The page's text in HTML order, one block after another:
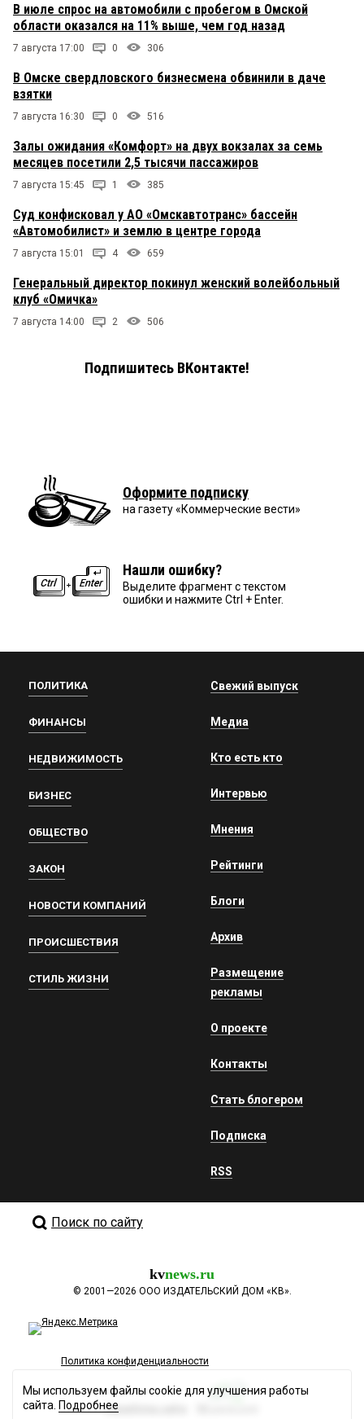
В июле спрос на автомобили с пробегом в Омской
области оказался на 11% выше, чем год назад
7 августа 17:00 0 306
В Омске свердловского бизнесмена обвинили в даче
взятки
7 августа 16:30 0 516
Залы ожидания «Комфорт» на двух вокзалах за семь
месяцев посетили 2,5 тысячи пассажиров
7 августа 15:45 1 385
Суд конфисковал у АО «Омскавтотранс» бассейн
«Автомобилист» и землю в центре города
7 августа 15:01 4 659
Генеральный директор покинул женский волейбольный
клуб «Омичка»
7 августа 14:00 2 506
Подпишитесь ВКонтакте!
Оформите подписку
на газету «Коммерческие вести»
Нашли ошибку?
Выделите фрагмент с текстом
ошибки и нажмите Ctrl + Enter.
ПОЛИТИКА
ФИНАНСЫ
НЕДВИЖИМОСТЬ
БИЗНЕС
ОБЩЕСТВО
ЗАКОН
НОВОСТИ КОМПАНИЙ
ПРОИСШЕСТВИЯ
СТИЛЬ ЖИЗНИ
Свежий выпуск
Медиа
Кто есть кто
Интервью
Мнения
Рейтинги
Блоги
Архив
Размещение
рекламы
О проекте
Контакты
Стать блогером
Подписка
RSS
Поиск по сайту
kvnews.ru
© 2001—2026 ООО ИЗДАТЕЛЬСКИЙ ДОМ «КВ».
Политика конфиденциальности
Разработка сайта
Мы используем файлы cookie для улучшения работы
сайта. Подробнее